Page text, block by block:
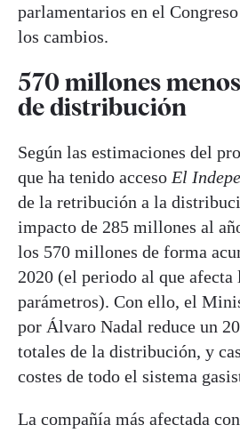
parlamentarios en el
los cambios.
570 millones
de distribución
Según las estimaciones del
que ha tenido acceso El
de la retribución a la
impacto de 285 millones al
los 570 millones de forma
2020 (el periodo al que
parámetros). Con ello, el
por Álvaro Nadal reduce un
totales de la distribución, y
costes de todo el sistema
La compañía más afectada